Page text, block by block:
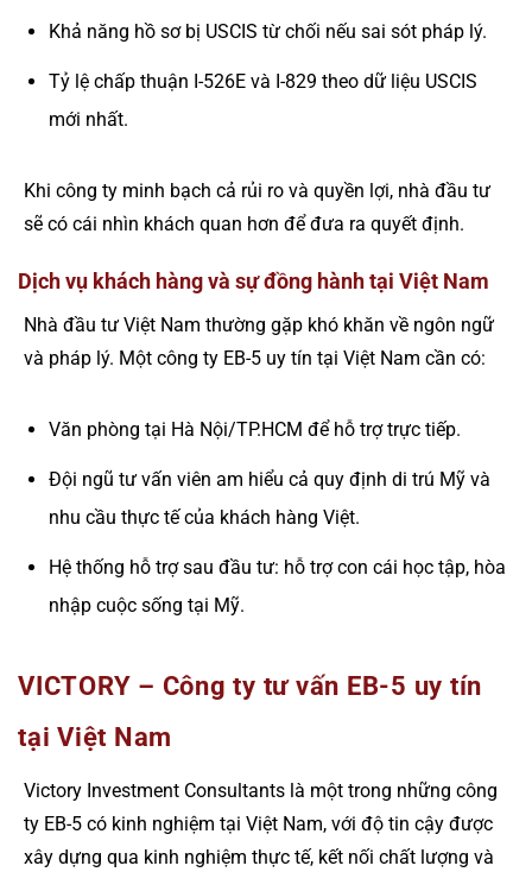
Khả năng hồ sơ bị USCIS từ chối nếu sai sót pháp lý.
Tỷ lệ chấp thuận I-526E và I-829 theo dữ liệu USCIS
mới nhất.
Khi công ty minh bạch cả rủi ro và quyền lợi, nhà đầu tư
sẽ có cái nhìn khách quan hơn để đưa ra quyết định.
Dịch vụ khách hàng và sự đồng hành tại Việt Nam
Nhà đầu tư Việt Nam thường gặp khó khăn về ngôn ngữ
và pháp lý. Một công ty EB-5 uy tín tại Việt Nam cần có:
Văn phòng tại Hà Nội/TP.HCM để hỗ trợ trực tiếp.
Đội ngũ tư vấn viên am hiểu cả quy định di trú Mỹ và
nhu cầu thực tế của khách hàng Việt.
Hệ thống hỗ trợ sau đầu tư: hỗ trợ con cái học tập, hòa
nhập cuộc sống tại Mỹ.
VICTORY – Công ty tư vấn EB-5 uy tín
tại Việt Nam
Victory Investment Consultants là một trong những công
ty EB-5 có kinh nghiệm tại Việt Nam, với độ tin cậy được
xây dựng qua kinh nghiệm thực tế, kết nối chất lượng và